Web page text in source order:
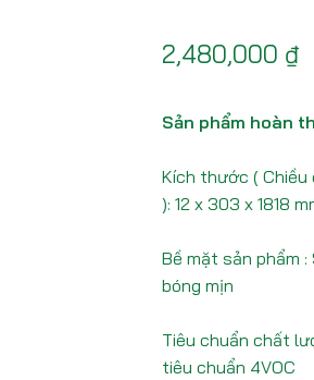
2,480,000 ₫
Sản phẩm hoàn
Kích thước ( Chiều
): 12 x 303 x 1818
Bề mặt sản phẩm
bóng mịn
Tiêu chuẩn chất
tiêu chuẩn 4VOC